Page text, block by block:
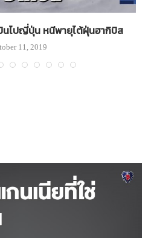
นไปญี่ปุ่น หนีพายุไต้ฝุ่นฮากิบิส
11, 2019